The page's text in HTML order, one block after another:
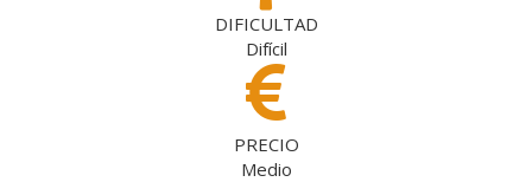
DIFICULTAD
Difícil
PRECIO
Medio